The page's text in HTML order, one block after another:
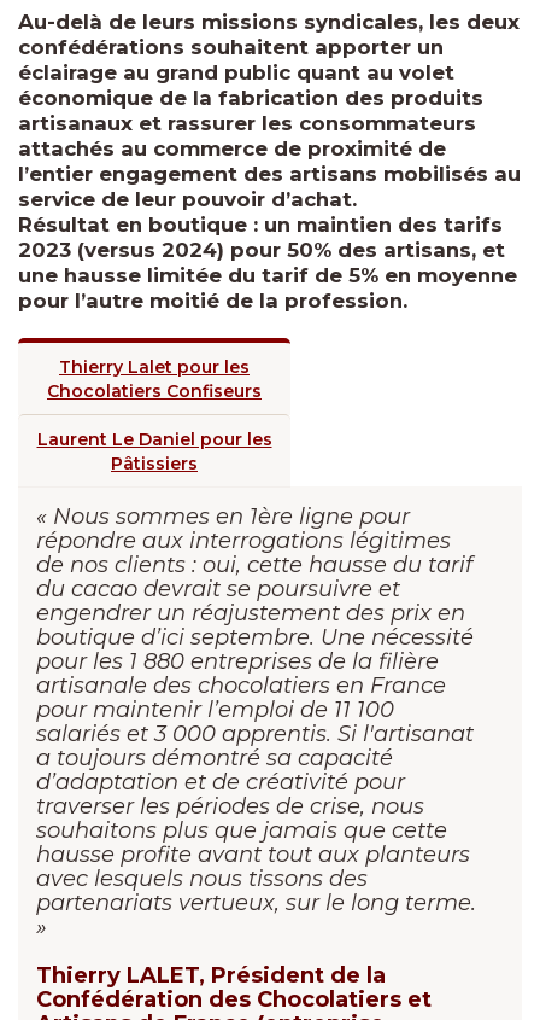
Au-delà de leurs missions syndicales, les deux
confédérations souhaitent apporter un
éclairage au grand public quant au volet
économique de la fabrication des produits
artisanaux et rassurer les consommateurs
attachés au commerce de proximité de
l’entier engagement des artisans mobilisés au
service de leur pouvoir d’achat.
Résultat en boutique : un maintien des tarifs
2023 (versus 2024) pour 50% des artisans, et
une hausse limitée du tarif de 5% en moyenne
pour l’autre moitié de la profession.
Thierry Lalet pour les
Chocolatiers Confiseurs
Laurent Le Daniel pour les
Pâtissiers
« Nous sommes en 1ère ligne pour
répondre aux interrogations légitimes
de nos clients : oui, cette hausse du tarif
du cacao devrait se poursuivre et
engendrer un réajustement des prix en
boutique d’ici septembre. Une nécessité
pour les 1 880 entreprises de la filière
artisanale des chocolatiers en France
pour maintenir l’emploi de 11 100
salariés et 3 000 apprentis. Si l'artisanat
a toujours démontré sa capacité
d’adaptation et de créativité pour
traverser les périodes de crise, nous
souhaitons plus que jamais que cette
hausse profite avant tout aux planteurs
avec lesquels nous tissons des
partenariats vertueux, sur le long terme.
»
Thierry LALET, Président de la
Confédération des Chocolatiers et